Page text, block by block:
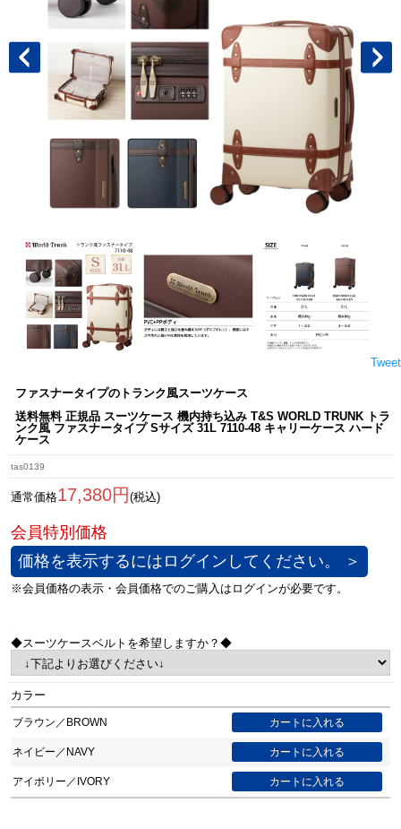
Tweet
ファスナータイプのトランク風スーツケース
送料無料 正規品 スーツケース 機内持ち込み T&S WORLD TRUNK トラ
ンク風 ファスナータイプ Sサイズ 31L 7110-48 キャリーケース ハード
ケース
tas0139
通常価格17,380円 (税込)
価格を表示するにはログインしてください。 ＞
◆スーツケースベルトを希望しますか？◆
カラー
ブラウン／BROWN
ネイビー／NAVY
アイボリー／IVORY